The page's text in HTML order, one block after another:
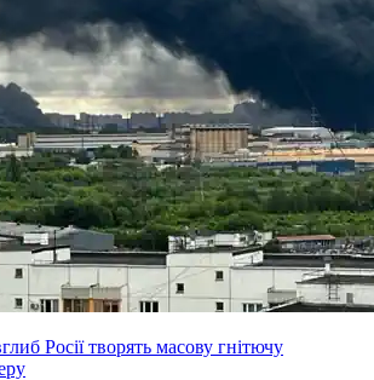
Росії творять масову гнітючу